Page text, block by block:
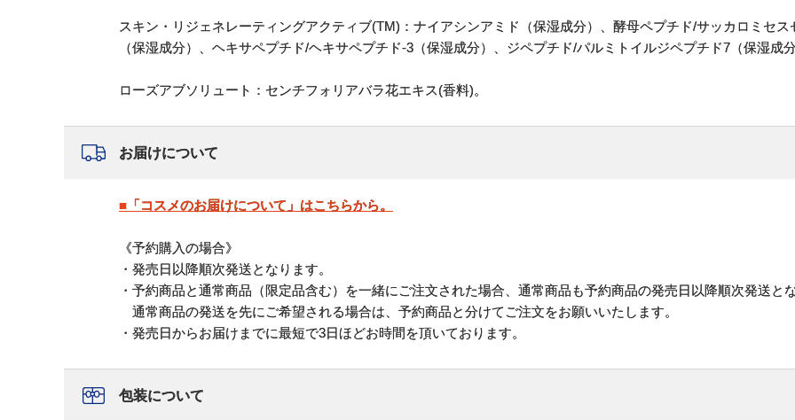
スキン・リジェネレーティングアクティブ(TM)：ナイアシンアミド（保湿成分）、酵母ペプチド/サッカロミセス
（保湿成分）、ヘキサペプチド/ヘキサペプチド-3（保湿成分）、ジペプチド/パルミトイルジペプチド7（保湿成
ローズアブソリュート：センチフォリアバラ花エキス(香料)。
お届けについて
■「コスメのお届けについて」はこちらから。
《予約購入の場合》
・発売日以降順次発送となります。
・予約商品と通常商品（限定品含む）を一緒にご注文された場合、通常商品も予約商品の発売日以降順次発送とな
通常商品の発送を先にご希望される場合は、予約商品と分けてご注文をお願いいたします。
・発売日からお届けまでに最短で3日ほどお時間を頂いております。
包装について